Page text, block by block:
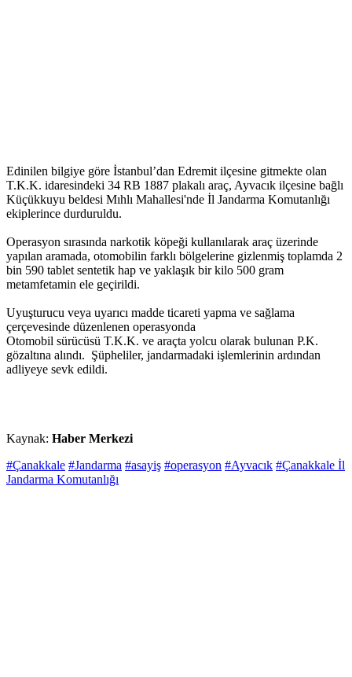
Edinilen bilgiye göre İstanbul’dan Edremit ilçesine gitmekte olan
T.K.K. idaresindeki 34 RB 1887 plakalı araç, Ayvacık ilçesine bağlı
Küçükkuyu beldesi Mıhlı Mahallesi'nde İl Jandarma Komutanlığı
ekiplerince durduruldu.
Operasyon sırasında narkotik köpeği kullanılarak araç üzerinde
yapılan aramada, otomobilin farklı bölgelerine gizlenmiş toplamda 2
bin 590 tablet sentetik hap ve yaklaşık bir kilo 500 gram
metamfetamin ele geçirildi.
Uyuşturucu veya uyarıcı madde ticareti yapma ve sağlama
çerçevesinde düzenlenen operasyonda
Otomobil sürücüsü T.K.K. ve araçta yolcu olarak bulunan P.K.
gözaltına alındı. Şüpheliler, jandarmadaki işlemlerinin ardından
adliyeye sevk edildi.
Kaynak: Haber Merkezi
#Çanakkale #Jandarma #asayiş #operasyon #Ayvacık #Çanakkale İl
Jandarma Komutanlığı